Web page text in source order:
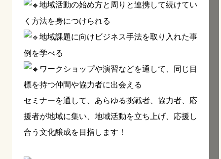
地域活動の始め方と周りと連携して続けてい
く方法を身につけられる
地域課題に向けビジネス手法を取り入れた事
例を学べる
ワークショップや演習などを通して、同じ目
標を持つ仲間や協力者に出会える
セミナーを通して、あらゆる挑戦者、協力者、応
援者が地域に集い、地域活動を立ち上げ、応援し
合う文化醸成を目指します！